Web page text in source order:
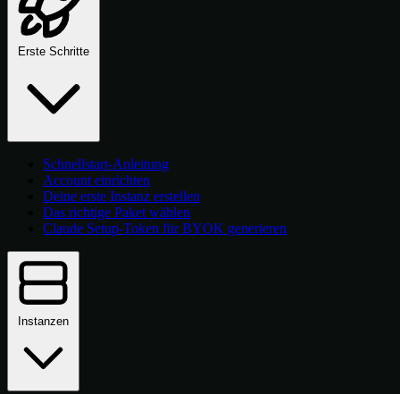
Erste Schritte
Schnellstart-Anleitung
Account einrichten
Deine erste Instanz erstellen
Das richtige Paket wählen
Claude Setup-Token für BYOK generieren
Instanzen